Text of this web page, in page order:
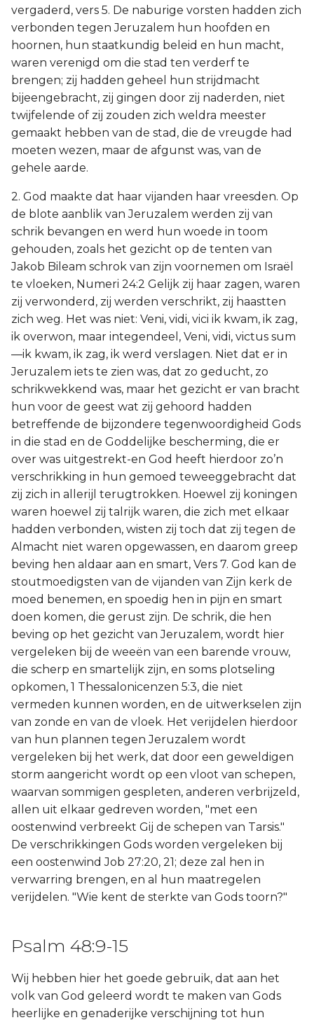
vergaderd, vers 5. De naburige vorsten hadden zich
verbonden tegen Jeruzalem hun hoofden en
hoornen, hun staatkundig beleid en hun macht,
waren verenigd om die stad ten verderf te
brengen; zij hadden geheel hun strijdmacht
bijeengebracht, zij gingen door zij naderden, niet
twijfelende of zij zouden zich weldra meester
gemaakt hebben van de stad, die de vreugde had
moeten wezen, maar de afgunst was, van de
gehele aarde.
2. God maakte dat haar vijanden haar vreesden. Op
de blote aanblik van Jeruzalem werden zij van
schrik bevangen en werd hun woede in toom
gehouden, zoals het gezicht op de tenten van
Jakob Bileam schrok van zijn voornemen om Israël
te vloeken, Numeri 24:2 Gelijk zij haar zagen, waren
zij verwonderd, zij werden verschrikt, zij haastten
zich weg. Het was niet: Veni, vidi, vici ik kwam, ik zag,
ik overwon, maar integendeel, Veni, vidi, victus sum
—ik kwam, ik zag, ik werd verslagen. Niet dat er in
Jeruzalem iets te zien was, dat zo geducht, zo
schrikwekkend was, maar het gezicht er van bracht
hun voor de geest wat zij gehoord hadden
betreffende de bijzondere tegenwoordigheid Gods
in die stad en de Goddelijke bescherming, die er
over was uitgestrekt-en God heeft hierdoor zo’n
verschrikking in hun gemoed teweeggebracht dat
zij zich in allerijl terugtrokken. Hoewel zij koningen
waren hoewel zij talrijk waren, die zich met elkaar
hadden verbonden, wisten zij toch dat zij tegen de
Almacht niet waren opgewassen, en daarom greep
beving hen aldaar aan en smart, Vers 7. God kan de
stoutmoedigsten van de vijanden van Zijn kerk de
moed benemen, en spoedig hen in pijn en smart
doen komen, die gerust zijn. De schrik, die hen
beving op het gezicht van Jeruzalem, wordt hier
vergeleken bij de weeën van een barende vrouw,
die scherp en smartelijk zijn, en soms plotseling
opkomen, 1 Thessalonicenzen 5:3, die niet
vermeden kunnen worden, en de uitwerkselen zijn
van zonde en van de vloek. Het verijdelen hierdoor
van hun plannen tegen Jeruzalem wordt
vergeleken bij het werk, dat door een geweldigen
storm aangericht wordt op een vloot van schepen,
waarvan sommigen gespleten, anderen verbrijzeld,
allen uit elkaar gedreven worden, "met een
oostenwind verbreekt Gij de schepen van Tarsis."
De verschrikkingen Gods worden vergeleken bij
een oostenwind Job 27:20, 21; deze zal hen in
verwarring brengen, en al hun maatregelen
verijdelen. "Wie kent de sterkte van Gods toorn?"
Psalm 48:9-15
Wij hebben hier het goede gebruik, dat aan het
volk van God geleerd wordt te maken van Gods
heerlijke en genaderijke verschijning tot hun